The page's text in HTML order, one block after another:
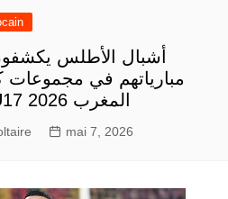
أشبال الأطلس
مبارياتهم في
إفريقيا U17 المغرب 2026
mai 7, 2026